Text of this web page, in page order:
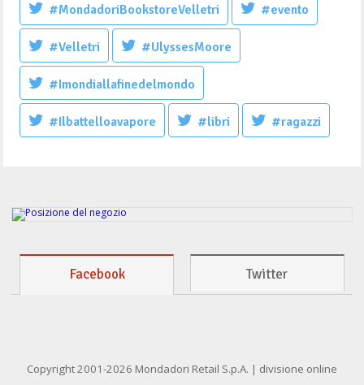
#MondadoriBookstoreVelletri #evento
#Velletri #UlyssesMoore
#Imondiallafinedelmondo
#Ilbattelloavapore #libri #ragazzi
Facebook Twitter
Copyright 2001-2026 Mondadori Retail S.p.A. | divisione online